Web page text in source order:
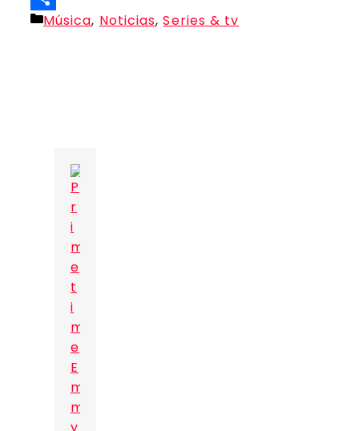
Compartir
Categorías
Música, Noticias,Series & tv